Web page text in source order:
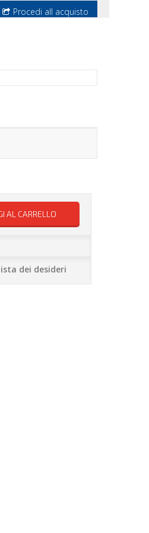
Procedi all acquisto
AL CARRELLO
dei desideri